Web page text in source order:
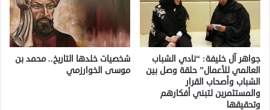
جواهر آل خليفة: “نادي الشباب
العالمي للأعمال” حلقة وصل بين
الشباب وأصحاب القرار
والمستثمرين لتبني أفكارهم
وتحقيقها
شخصيات خلدها التاريخ.. محمد بن
موسى الخوارزمي